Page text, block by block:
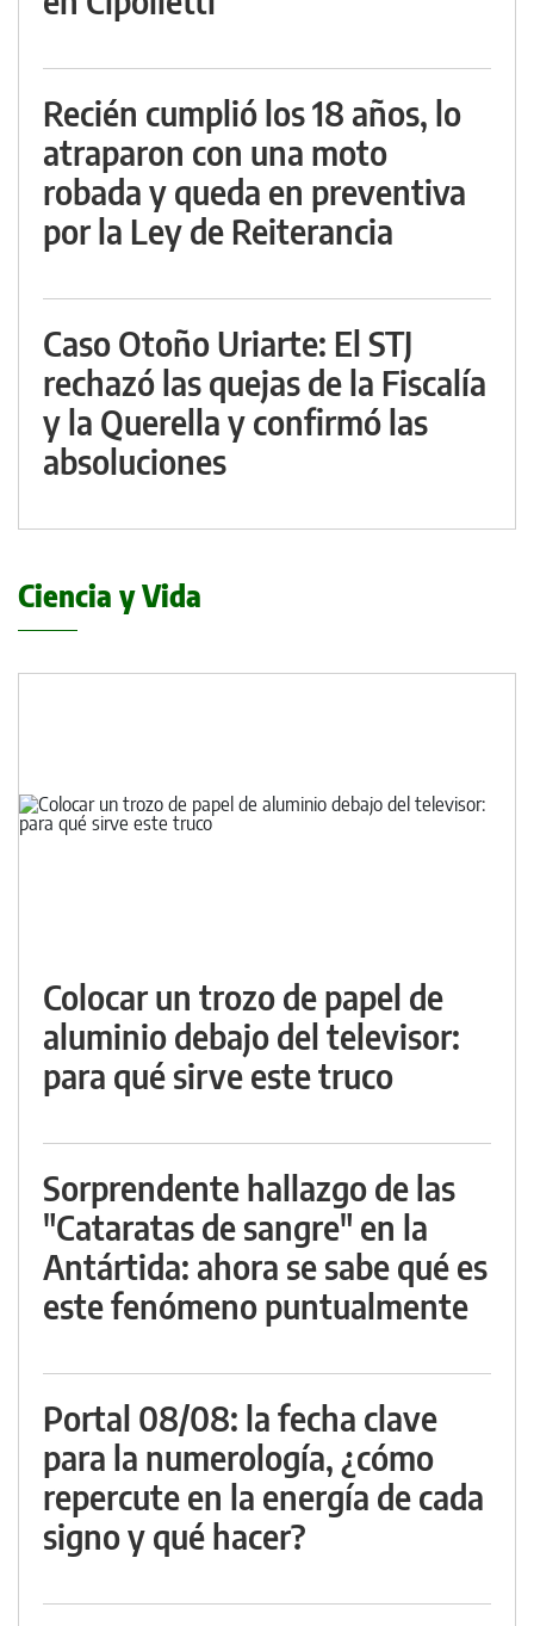
Recién cumplió los 18 años, lo
atraparon con una moto
robada y queda en preventiva
por la Ley de Reiterancia
Caso Otoño Uriarte: El STJ
rechazó las quejas de la Fiscalía
y la Querella y confirmó las
absoluciones
Ciencia y Vida
Colocar un trozo de papel de
aluminio debajo del televisor:
para qué sirve este truco
Sorprendente hallazgo de las
"Cataratas de sangre" en la
Antártida: ahora se sabe qué es
este fenómeno puntualmente
Portal 08/08: la fecha clave
para la numerología, ¿cómo
repercute en la energía de cada
signo y qué hacer?